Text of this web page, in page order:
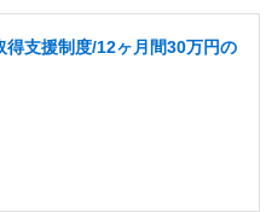
得支援制度/12ヶ月間30万円の